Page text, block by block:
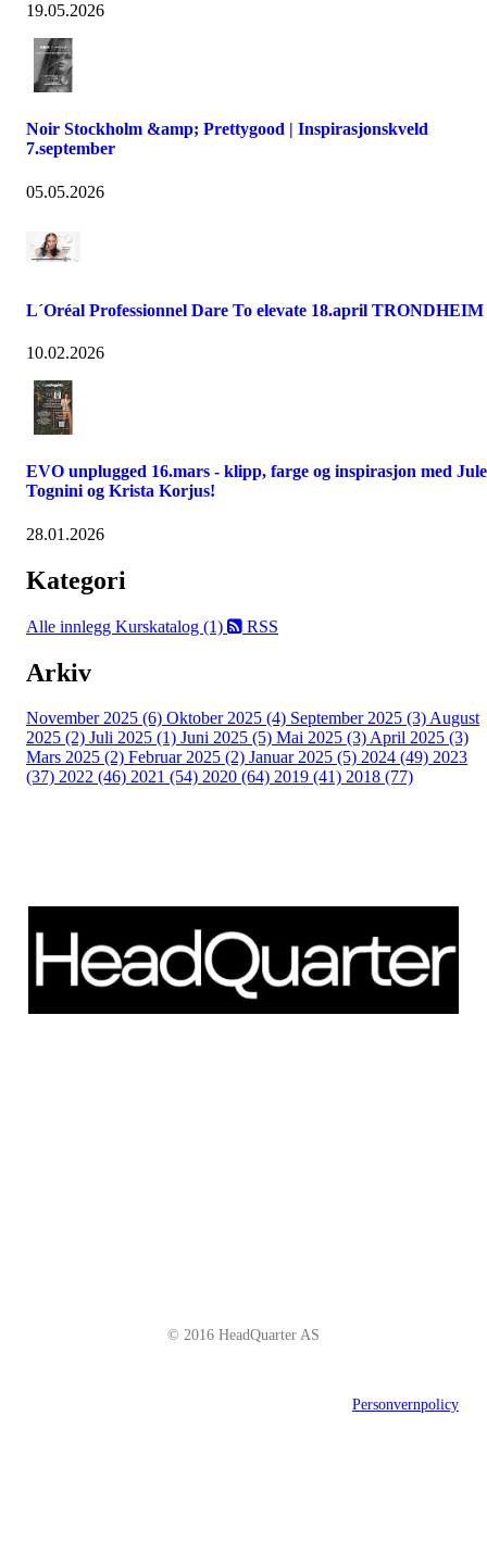
19.05.2026
Noir Stockholm &amp; Prettygood | Inspirasjonskveld
7.september
05.05.2026
L´Oréal Professionnel Dare To elevate 18.april TRONDHEIM
10.02.2026
EVO unplugged 16.mars - klipp, farge og inspirasjon med
Tognini og Krista Korjus!
28.01.2026
Kategori
Alle innlegg Kurskatalog (1) RSS
Arkiv
November 2025 (6) Oktober 2025 (4) September 2025 (3)August
2025 (2) Juli 2025 (1) Juni 2025 (5) Mai 2025 (3)April 2025 (3)
Mars 2025 (2) Februar 2025 (2) Januar 2025 (5) 2024 (49) 2023
(37) 2022 (46) 2021 (54) 2020 (64) 2019 (41) 2018 (77)
© 2016 HeadQuarter AS
Personvernpolicy